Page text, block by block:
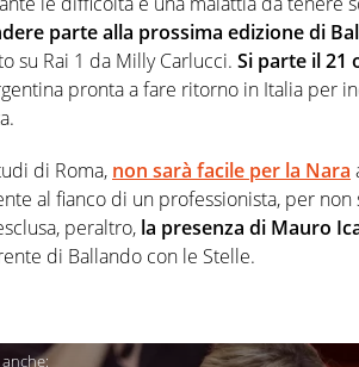
parte alla prossima edizione di
su Rai 1 da Milly Carlucci. Si parte il 21
pronta a fare ritorno in Italia per
di Roma, non sarà facile per la Nara
al fianco di un professionista, per
peraltro, la presenza di Mauro
di Ballando con le Stelle.